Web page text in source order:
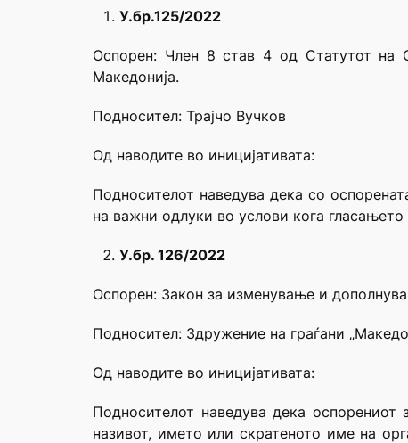
У.бр.125/2022
Оспорен: Член 8 став 4 од Статутот на
Македонија.
Подносител: Трајчо Вучков
Од наводите во иницијативата:
Подносителот наведува дека со
на важни одлуки во услови кога
У.бр. 126/2022
Оспорен: Закон за изменување и
Подносител: Здружение на граѓани
Од наводите во иницијативата:
Подносителот наведува дека
називот, името или скратеното име на